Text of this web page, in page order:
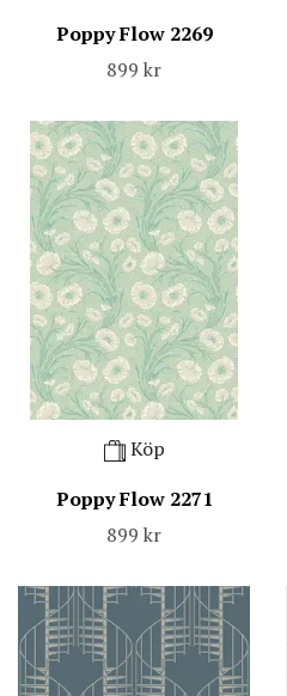
Poppy Flow 2269
899 kr
Köp
Poppy Flow 2271
899 kr